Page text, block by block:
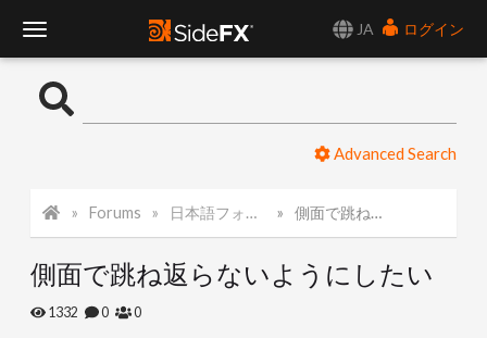
JA
ログイン
o
Advanced Search
Forums 日本語フォーラム 側面で跳ね返らないようにしたい
側面で跳ね返らないようにしたい
1332 0 0